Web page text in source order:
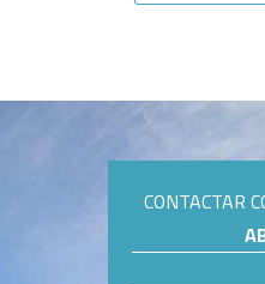
CONTACTAR